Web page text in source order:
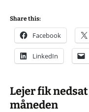
Share this:
Facebook
LinkedIn
Lejer fik nedsat
måneden